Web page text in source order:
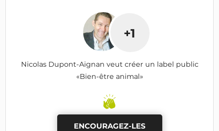
+1
Nicolas Dupont-Aignan veut créer un label public
«Bien-être animal»
ENCOURAGEZ-LES